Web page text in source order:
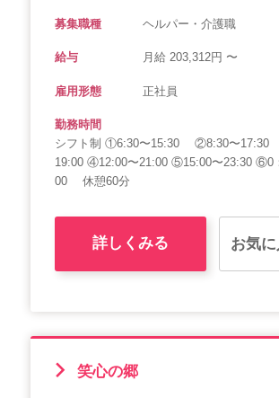
募集職種 ヘルパー・介護職
給与 月給 203,312円 〜
雇用形態 正社員
勤務時間
シフト制 ①6:30〜15:30 ②8:30〜
19:00 ④12:00〜21:00 ⑤15:00〜23:30 ⑥0
00 休憩60分
詳しくみる お気に
笑心の郷